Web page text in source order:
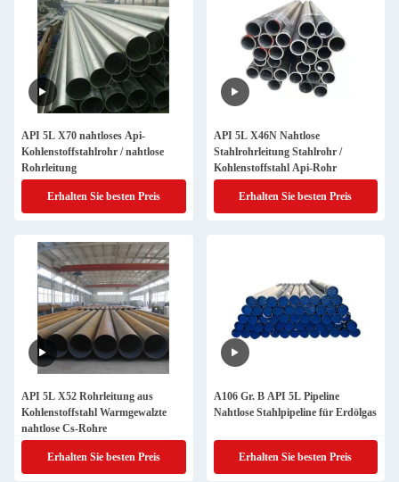
API 5L X70 nahtloses Api-
Kohlenstoffstahlrohr / nahtlose
Rohrleitung
Erhalten Sie besten Preis
API 5L X46N Nahtlose
Stahlrohrleitung Stahlrohr /
Kohlenstoffstahl Api-Rohr
Erhalten Sie besten Preis
API 5L X52 Rohrleitung aus
Kohlenstoffstahl Warmgewalzte
nahtlose Cs-Rohre
Erhalten Sie besten Preis
A106 Gr. B API 5L Pipeline
Nahtlose Stahlpipeline für Erdölgas
Erhalten Sie besten Preis